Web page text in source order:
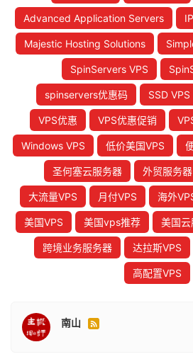
Advanced Application Servers
Majestic Hosting Solutions
SpinServers VPS
spinservers优惠码 SSD VPS
VPS优惠 VPS优惠促销
Windows VPS 低价美国VPS
圣何塞云服务器 外贸服务器
大流量VPS 月付VPS 海外
美国VPS 美国vps推荐 美国
跨境业务服务器 达拉斯VPS
高配置VPS
南山 